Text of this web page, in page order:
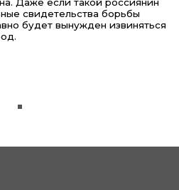
Даже если такой россиянин
свидетельства борьбы
будет вынужден извиняться